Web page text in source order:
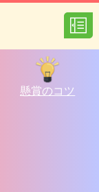
懸賞のコツ